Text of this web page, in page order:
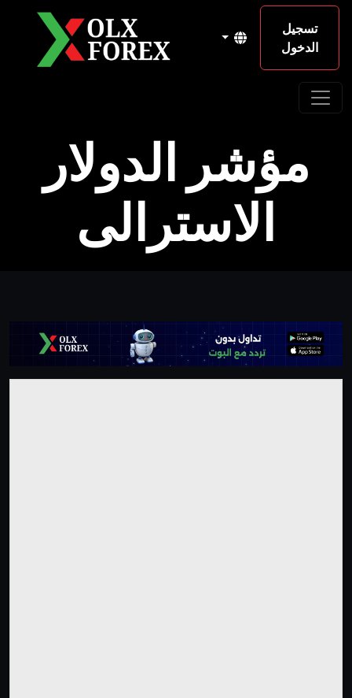
تسجيل
الدخول
مؤشر الدولار
الاسترالى